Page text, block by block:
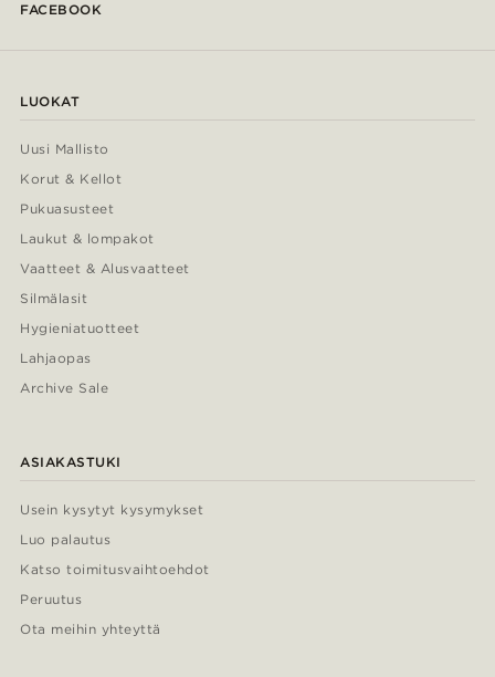
FACEBOOK
LUOKAT
Uusi Mallisto
Korut & Kellot
Pukuasusteet
Laukut & lompakot
Vaatteet & Alusvaatteet
Silmälasit
Hygieniatuotteet
Lahjaopas
Archive Sale
ASIAKASTUKI
Usein kysytyt kysymykset
Luo palautus
Katso toimitusvaihtoehdot
Peruutus
Ota meihin yhteyttä